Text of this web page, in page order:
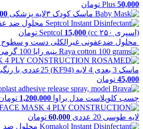
Plus 50,000
تومان
ماسک کودک ۳لایه پزشکی
محلول ضد
(اسپری ۲۵۰ cc) Septcol
15,000
تومان
محلول ضدعفونی غیرالکلی دست و سطوح
پنبه رایا 100 گرمی
ماسک 3 بعدی 4 لایه (KF94) 25عددی با رنگبندی متنوع
45,000 تومان
چسب کلوپلاست مدل براوا 1,200,000
لایه طوسی 20 عددی
60,000 تومان
محلول ضد